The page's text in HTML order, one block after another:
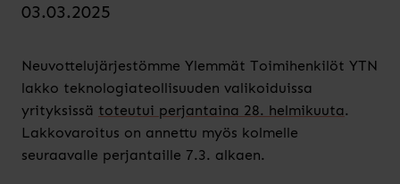
03.03.2025
Neuvottelujärjestömme Ylemmät Toimihenkilöt YTN
lakko teknologiateollisuuden valikoiduissa
yrityksissä toteutui perjantaina 28. helmikuuta.
Lakkovaroitus on annettu myös kolmelle
seuraavalle perjantaille 7.3. alkaen.